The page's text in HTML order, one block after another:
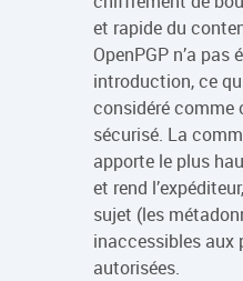
et rapide du
OpenPGP n’a pas
introduction, ce
considéré comme
sécurisé. La
apporte le plus
et rend
sujet (les
inaccessibles aux
autorisées.